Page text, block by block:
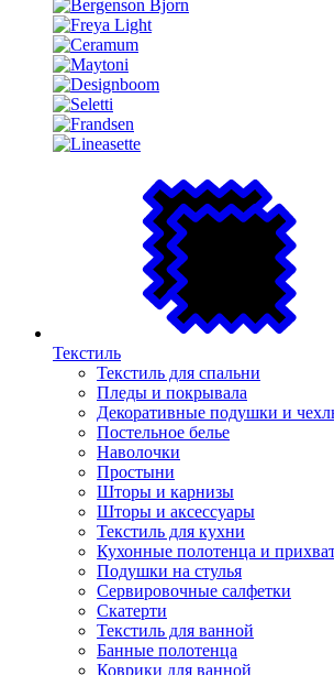
Текстиль
Текстиль для спальни
Пледы и покрывала
Декоративные подушки и
Постельное белье
Наволочки
Простыни
Шторы и карнизы
Шторы и аксессуары
Текстиль для кухни
Кухонные полотенца и
Подушки на стулья
Сервировочные салфетки
Скатерти
Текстиль для ванной
Банные полотенца
Коврики для ванной